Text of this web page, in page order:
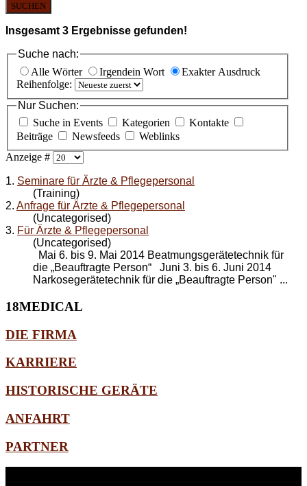
SUCHEN
Insgesamt 3 Ergebnisse gefunden!
Suche nach:
Alle Wörter
Irgendein Wort
Exakter Ausdruck
Reihenfolge:
Nur Suchen:
Suche in Events
Kategorien
Kontakte
Beiträge
Newsfeeds
Weblinks
Anzeige #
1. Seminare für Ärzte & Pflegepersonal
(Training)
2. Anfrage für Ärzte & Pflegepersonal
(Uncategorised)
3. Für Ärzte & Pflegepersonal
(Uncategorised)
Mai 6. bis 9. Mai 2014 Beatmungsgerätetechnik für
die „Beauftragte Person“ Juni 3. bis 6. Juni 2014
Narkosegerätetechnik für die „Beauftragte Person" ...
18MEDICAL
DIE FIRMA
KARRIERE
HISTORISCHE GERÄTE
ANFAHRT
PARTNER